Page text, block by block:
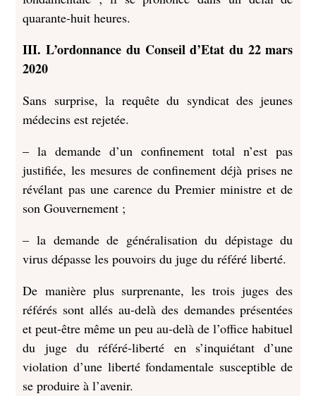
quarante-huit heures.
III. L’ordonnance du Conseil d’Etat du 22 mars
2020
Sans surprise, la requête du syndicat des jeunes
médecins est rejetée.
– la demande d’un confinement total n’est pas
justifiée, les mesures de confinement déjà prises ne
révélant pas une carence du Premier ministre et de
son Gouvernement ;
– la demande de généralisation du dépistage du
virus dépasse les pouvoirs du juge du référé liberté.
De manière plus surprenante, les trois juges des
référés sont allés au-delà des demandes présentées
et peut-être même un peu au-delà de l’office habituel
du juge du référé-liberté en s’inquiétant d’une
violation d’une liberté fondamentale susceptible de
se produire à l’avenir.